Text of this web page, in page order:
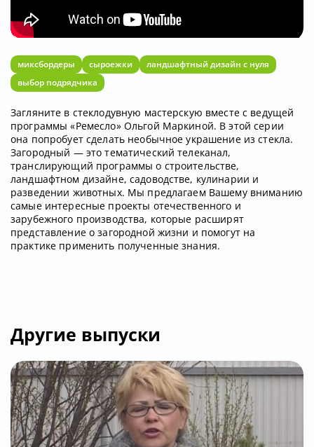
миксбордеры сыроежки
ландшафтный дизайн с нуля
выбор подрядчика
Загляните в стеклодувную мастерскую вместе с ведущей
программы «Ремесло» Ольгой Маркиной. В этой серии
она попробует сделать необычное украшение из стекла.
Загородный — это тематический телеканал,
транслирующий программы о строительстве,
ландшафтном дизайне, садоводстве, кулинарии и
разведении животных. Мы предлагаем Вашему вниманию
самые интересные проекты отечественного и
зарубежного производства, которые расширят
представление о загородной жизни и помогут на
практике применить полученные знания.
Другие выпуски